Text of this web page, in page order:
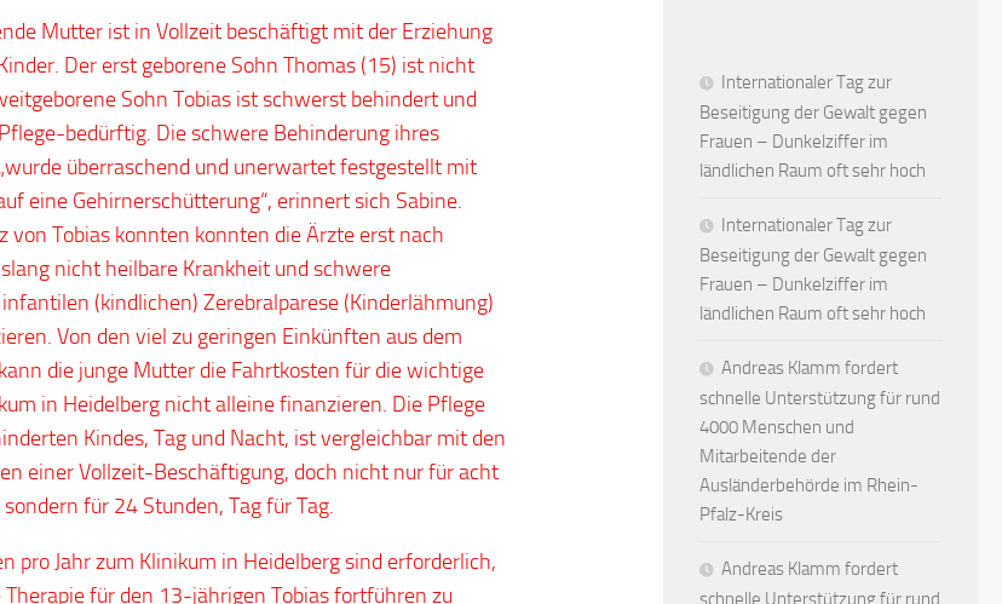
Mutter ist in Vollzeit beschäftigt mit der Erziehung
Der erst geborene Sohn Thomas (15) ist nicht
Sohn Tobias ist schwerst behindert und
bedürftig. Die schwere Behinderung ihres
überraschend und unerwartet festgestellt mit
eine Gehirnerschütterung“, erinnert sich Sabine.
von Tobias konnten konnten die Ärzte erst nach
nicht heilbare Krankheit und schwere
(kindlichen) Zerebralparese (Kinderlähmung)
Von den viel zu geringen Einkünften aus dem
die junge Mutter die Fahrtkosten für die wichtige
in Heidelberg nicht alleine finanzieren. Die Pflege
Kindes, Tag und Nacht, ist vergleichbar mit den
einer Vollzeit-Beschäftigung, doch nicht nur für acht
für 24 Stunden, Tag für Tag.
pro Jahr zum Klinikum in Heidelberg sind erforderlich,
Therapie für den 13-jährigen Tobias fortführen zu
Internationaler Tag zur
Beseitigung der Gewalt gegen
Frauen – Dunkelziffer im
ländlichen Raum oft sehr hoch
Internationaler Tag zur
Beseitigung der Gewalt gegen
Frauen – Dunkelziffer im
ländlichen Raum oft sehr hoch
Andreas Klamm fordert
schnelle Unterstützung für rund
4000 Menschen und
Mitarbeitende der
Ausländerbehörde im Rhein-
Pfalz-Kreis
Andreas Klamm fordert
schnelle Unterstützung für rund